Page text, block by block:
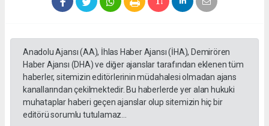
Anadolu Ajansı (AA), İhlas Haber Ajansı (İHA), Demirören
Haber Ajansı (DHA) ve diğer ajanslar tarafından eklenen tüm
haberler, sitemizin editörlerinin müdahalesi olmadan ajans
kanallarından çekilmektedir. Bu haberlerde yer alan hukuki
muhataplar haberi geçen ajanslar olup sitemizin hiç bir
editörü sorumlu tutulamaz...